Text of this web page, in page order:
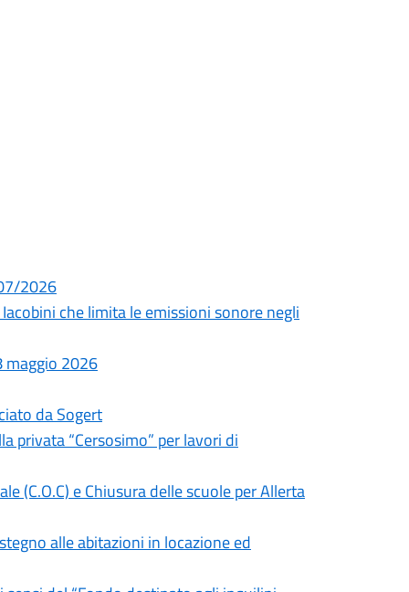
2026
che limita le emissioni sonore negli
maggio 2026
da Sogert
privata “Cersosimo” per lavori di
(C.O.C) e Chiusura delle scuole per Allerta
alle abitazioni in locazione ed